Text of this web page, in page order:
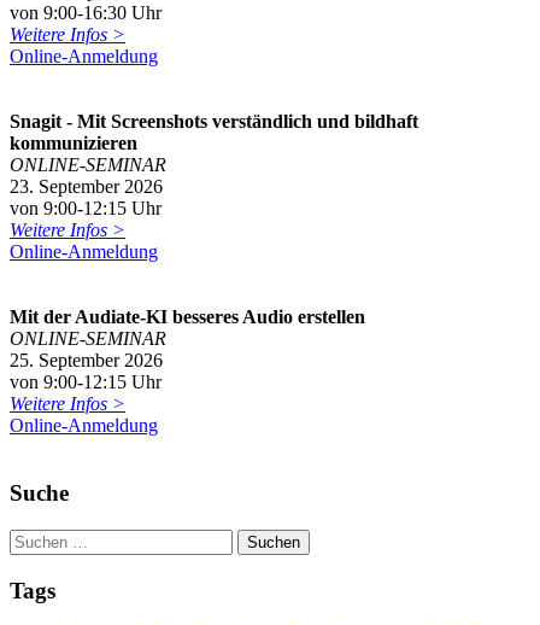
von 9:00-16:30 Uhr
Weitere Infos >
Online-Anmeldung
Snagit - Mit Screenshots verständlich und bildhaft
kommunizieren
ONLINE-SEMINAR
23. September 2026
von 9:00-12:15 Uhr
Weitere Infos >
Online-Anmeldung
Mit der Audiate-KI besseres Audio erstellen
ONLINE-SEMINAR
25. September 2026
von 9:00-12:15 Uhr
Weitere Infos >
Online-Anmeldung
Suche
Tags